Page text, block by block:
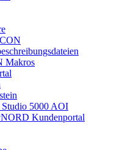
Makros
5000 AOI
Kundenportal